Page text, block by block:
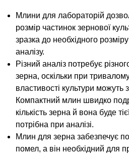
Млини для лабораторій
розмір частинок зернової
зразка до необхідного
аналізу.
Різний аналіз потребує
зерна, оскільки при тривалому
властивості культури можуть
Компактний млин швидко
кількість зерна й вона буде
потрібна при аналізі.
Млин для зерна забезпечує
помел, а він необхідний для